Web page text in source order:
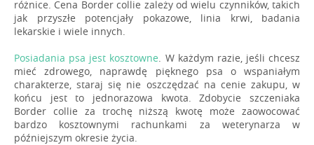
różnice. Cena Border collie zależy od wielu czynników, takich
jak przyszłe potencjały pokazowe, linia krwi, badania
lekarskie i wiele innych.
Posiadania psa jest kosztowne. W każdym razie, jeśli chcesz
mieć zdrowego, naprawdę pięknego psa o wspaniałym
charakterze, staraj się nie oszczędzać na cenie zakupu, w
końcu jest to jednorazowa kwota. Zdobycie szczeniaka
Border collie za trochę niższą kwotę może zaowocować
bardzo kosztownymi rachunkami za weterynarza w
późniejszym okresie życia.